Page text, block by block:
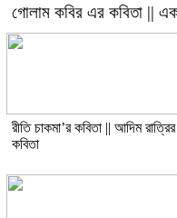
গোলাম কবির এর কবিতা ||
রীতি চাকমা’র কবিতা || আদিম রাত্রির
কবিতা